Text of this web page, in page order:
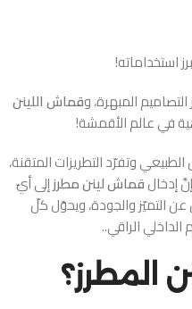
المبهرة، وقماش اللينن
في عالم الأقمشة!
وتفرّد التطريزات المتقنة،
إدخالقماش لينن مطرزإلى أيّ
عن التميّز والجودة، ويحوّل كلّ
الراقي..
المطرز؟